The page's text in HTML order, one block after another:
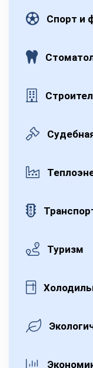
Спорт и
Туризм